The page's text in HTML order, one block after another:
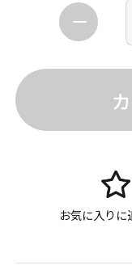
お気に入りに